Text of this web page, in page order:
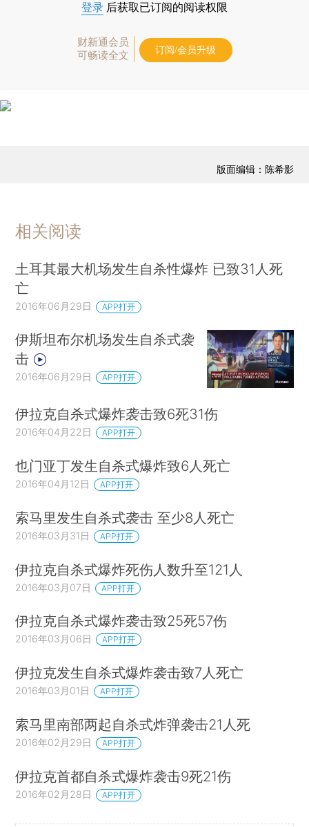
登录 后获取已订阅的阅读权限
财新通会员
可畅读全文
订阅/会员升级
版面编辑：陈希影
相关阅读
土耳其最大机场发生自杀性爆炸 已致31人死
亡
2016年06月29日 APP打开
伊斯坦布尔机场发生自杀式袭
击
2016年06月29日 APP打开
伊拉克自杀式爆炸袭击致6死31伤
2016年04月22日 APP打开
也门亚丁发生自杀式爆炸致6人死亡
2016年04月12日 APP打开
索马里发生自杀式袭击 至少8人死亡
2016年03月31日 APP打开
伊拉克自杀式爆炸死伤人数升至121人
2016年03月07日 APP打开
伊拉克自杀式爆炸袭击致25死57伤
2016年03月06日 APP打开
伊拉克发生自杀式爆炸袭击致7人死亡
2016年03月01日 APP打开
索马里南部两起自杀式炸弹袭击21人死
2016年02月29日 APP打开
伊拉克首都自杀式爆炸袭击9死21伤
2016年02月28日 APP打开